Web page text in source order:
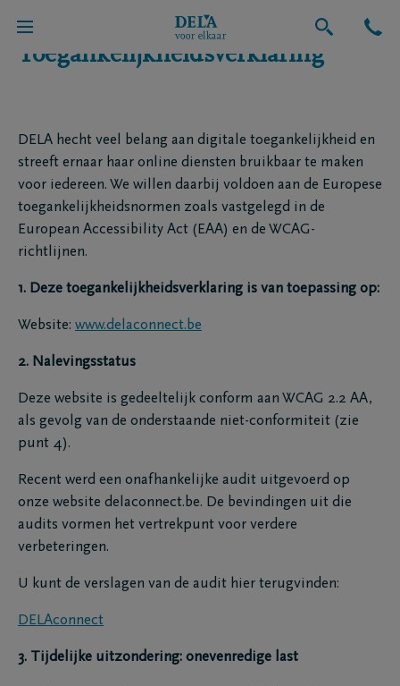
Toegankelijkheidsverklaring
DELA hecht veel belang aan digitale toegankelijkheid en
streeft ernaar haar online diensten bruikbaar te maken
voor iedereen. We willen daarbij voldoen aan de Europese
toegankelijkheidsnormen zoals vastgelegd in de
European Accessibility Act (EAA) en de WCAG-
richtlijnen.
1. Deze toegankelijkheidsverklaring is van toepassing op:
Website: www.delaconnect.be
2. Nalevingsstatus
Deze website is gedeeltelijk conform aan WCAG 2.2 AA,
als gevolg van de onderstaande niet-conformiteit (zie
punt 4).
Recent werd een onafhankelijke audit uitgevoerd op
onze website delaconnect.be. De bevindingen uit die
audits vormen het vertrekpunt voor verdere
verbeteringen.
U kunt de verslagen van de audit hier terugvinden:
DELAconnect
3. Tijdelijke uitzondering: onevenredige last